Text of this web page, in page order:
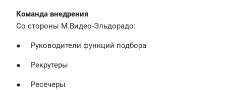
Команда внедрения
Со стороны М.Видео-Эльдорадо:
● Руководители функций подбора
● Рекрутеры
● Ресёчеры